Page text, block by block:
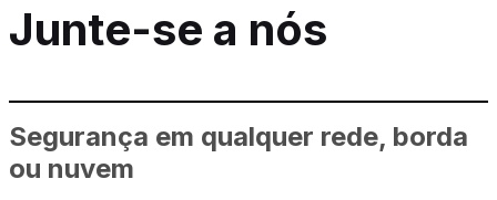
Junte-se a nós
Segurança em qualquer rede, borda
ou nuvem